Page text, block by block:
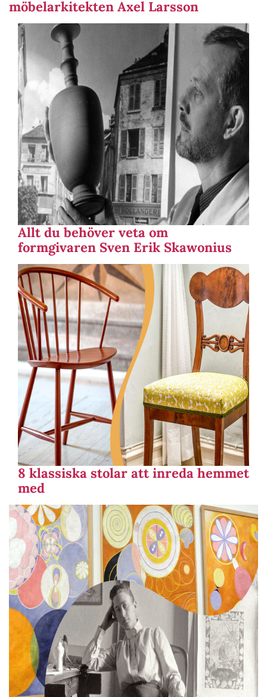
möbelarkitekten Axel Larsson
Allt du behöver veta om
formgivaren Sven Erik Skawonius
8 klassiska stolar att inreda hemmet
med